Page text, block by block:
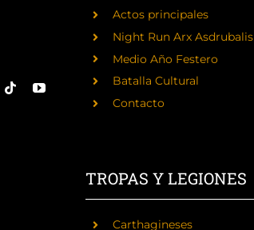
Actos principales
Night Run Arx Asdrubalis
Medio Año Festero
Batalla Cultural
Contacto
TROPAS Y LEGIONES
Carthagineses